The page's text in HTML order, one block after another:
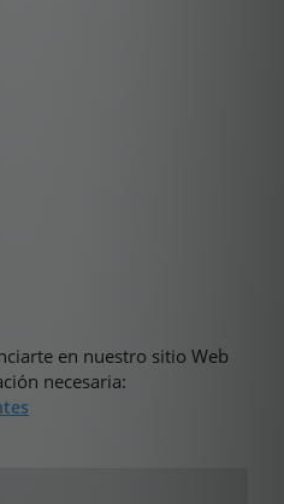
en nuestro sitio Web
necesaria: